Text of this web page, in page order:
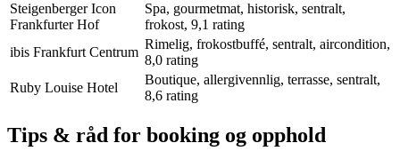
Steigenberger Icon
Frankfurter Hof
Spa, gourmetmat, historisk, sentralt,
frokost, 9,1 rating
ibis Frankfurt Centrum
Rimelig, frokostbuffé, sentralt, aircondition,
8,0 rating
Ruby Louise Hotel
Boutique, allergivennlig, terrasse, sentralt,
8,6 rating
Tips & råd for booking og opphold